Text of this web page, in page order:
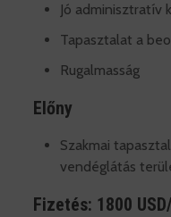
Jó adminisztratív
Tapasztalat a
Rugalmasság
Előny
Szakmai
vendéglátás
Fizetés: 1800